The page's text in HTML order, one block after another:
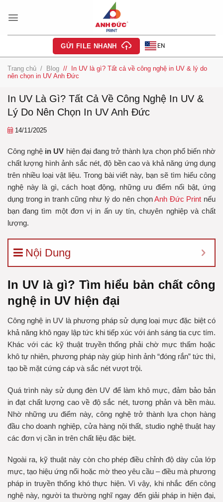
qua
GỬI FILE NHANH EN
Trang chủ / Blog /
In UV là gì? Tất cả về công nghệ in UV & lý do
nên chọn in UV Anh Đức
In UV Là Gì? Tất Cả Về Công Nghệ In UV &
Lý Do Nên Chọn In UV Anh Đức
14/11/2025
Công nghệ in UV hiện đại đang trở thành lựa chọn phổ biến nhờ
chất lượng hình ảnh sắc nét, độ bền cao và khả năng ứng dụng
trên nhiều loại vật liệu. Trong bài viết này, bạn sẽ tìm hiểu công
nghệ này là gì, cách hoạt động, những ưu điểm nổi bật, ứng
dụng trong in tranh cũng như lý do nên chọnAnh Đức Print nếu
bạn đang tìm một đơn vị in ấn uy tín, chuyên nghiệp và chất
lượng.
Nội Dung
In UV là gì? Tìm hiểu bản chất công
nghệ in UV hiện đại
Công nghệ in UV là phương pháp sử dụng loại mực đặc biệt có
khả năng khô ngay lập tức khi tiếp xúc với ánh sáng tia cực tím.
Khác với các kỹ thuật truyền thống phải chờ mực thấm hoặc
khô tự nhiên, phương pháp này giúp hình ảnh “đóng rắn” tức thì,
tạo bề mặt cứng cáp và sắc nét vượt trội.
Quá trình này sử dụng đèn UV để làm khô mực, đảm bảo bản
in đạt chất lượng cao về độ sắc nét, tương phản và bền màu.
Nhờ những ưu điểm này, công nghệ trở thành lựa chọn hàng
đầu cho doanh nghiệp, cửa hàng nội thất, studio nghệ thuật hay
các đơn vị cần in trên chất liệu đặc biệt.
Ngoài ra, kỹ thuật này còn cho phép điều chỉnh độ dày của lớp
mực, tạo hiệu ứng nổi hoặc mờ theo yêu cầu – điều mà phương
pháp in truyền thống khó thực hiện. Vì vậy, khi nhắc đến công
nghệ này, người ta thường nghĩ ngay đến giải pháp in hiện đại,